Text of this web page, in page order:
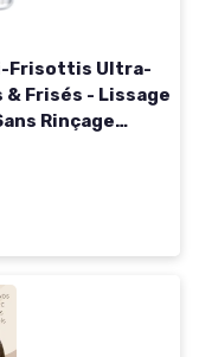
Frisottis Ultra-
Frisés - Lissage
Rinçage